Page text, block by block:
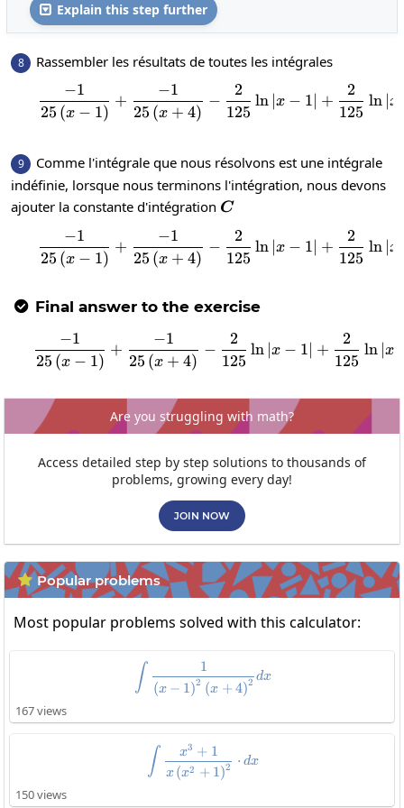
 Explain this step further
8 Rassembler les résultats de toutes les intégrales
\frac{-1}{25\left(x-
25 (x − 1)
−1
+
25 (x + 4)
−1
−
125
2
ln ∣x − 1 +
125
2
ln x
9
Comme l'intégrale que nous résolvons est une intégrale
indéfinie, lorsque nous terminons l'intégration, nous devons
ajouter la constante d'intégration C
C
\frac{-
25 (x − 1)
−1
+
25 (x + 4)
−1
−
125
2
ln ∣x − 1 +
125
2
ln x
 Final answer to the exercise
\frac{-1}{25\left(x-
25 (x − 1)
−1
+
25 (x + 4)
−1
−
125
2
ln ∣x − 1 +
125
2
ln x
Are you struggling with math?
Access detailed step by step solutions to thousands of
problems, growing every day!
JOIN NOW
 Popular problems
Most popular problems solved with this calculator:
\int\frac{1}{\left(x-
∫ (x − 1)2 (x + 4)2
1
dx
167 views
∫ x (x2 + 1)2
x3 + 1
⋅ dx
150 views